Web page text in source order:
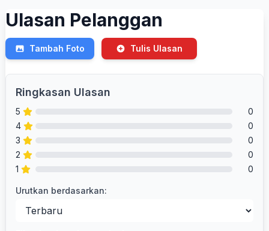
Ulasan Pelanggan
Tambah Foto Tulis Ulasan
Ringkasan Ulasan
5
0
4
0
3
0
2
0
1
0
Urutkan berdasarkan: